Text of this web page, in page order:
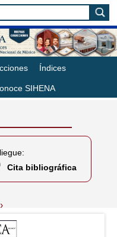
Índices
SIHENA
Cita bibliográfica